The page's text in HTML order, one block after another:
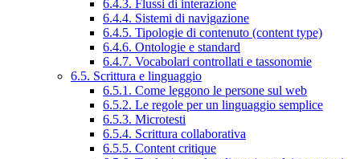
6.4.3. Flussi di interazione
6.4.4. Sistemi di navigazione
6.4.5. Tipologie di contenuto (content type)
6.4.6. Ontologie e standard
6.4.7. Vocabolari controllati e tassonomie
6.5. Scrittura e linguaggio
6.5.1. Come leggono le persone sul web
6.5.2. Le regole per un linguaggio semplice
6.5.3. Microtesti
6.5.4. Scrittura collaborativa
6.5.5. Content critique